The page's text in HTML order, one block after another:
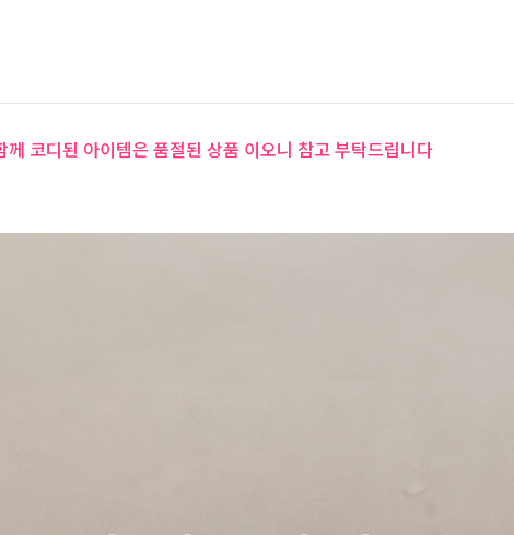
코디된 아이템은 품절된 상품 이오니 참고 부탁드립니다